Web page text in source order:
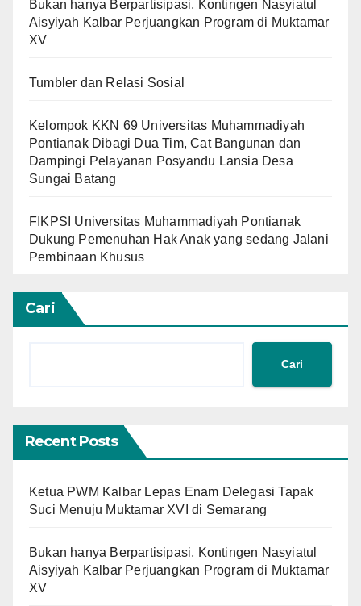
Bukan hanya Berpartisipasi, Kontingen Nasyiatul
Aisyiyah Kalbar Perjuangkan Program di Muktamar
XV
Tumbler dan Relasi Sosial
Kelompok KKN 69 Universitas Muhammadiyah
Pontianak Dibagi Dua Tim, Cat Bangunan dan
Dampingi Pelayanan Posyandu Lansia Desa
Sungai Batang
FIKPSI Universitas Muhammadiyah Pontianak
Dukung Pemenuhan Hak Anak yang sedang Jalani
Pembinaan Khusus
Cari
Cari
Recent Posts
Ketua PWM Kalbar Lepas Enam Delegasi Tapak
Suci Menuju Muktamar XVI di Semarang
Bukan hanya Berpartisipasi, Kontingen Nasyiatul
Aisyiyah Kalbar Perjuangkan Program di Muktamar
XV